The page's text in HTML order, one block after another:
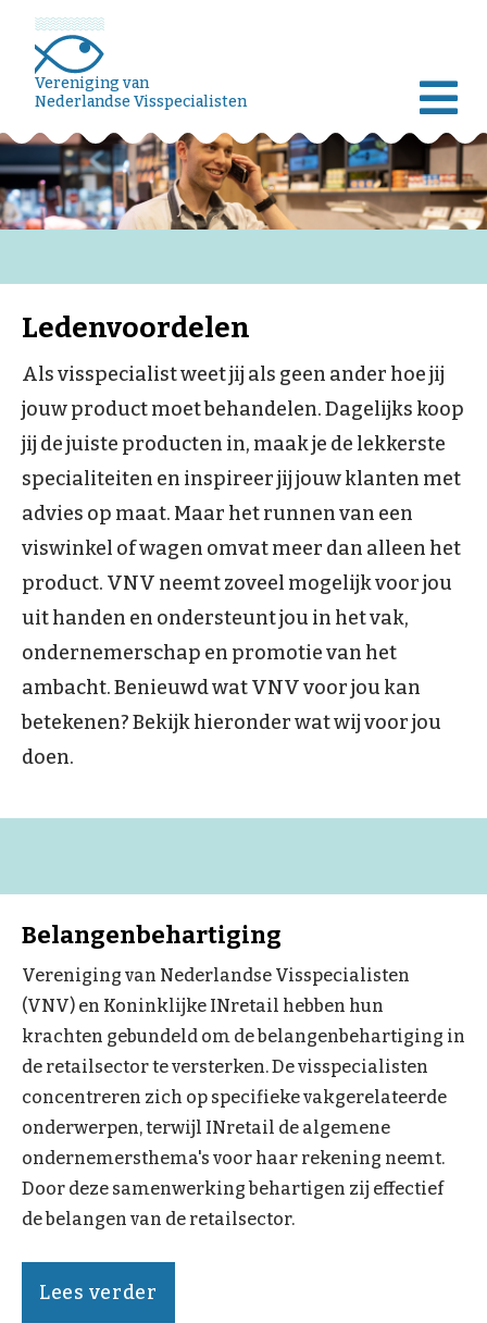
Vereniging van
Nederlandse Visspecialisten
Ledenvoordelen
Als visspecialist weet jij als geen ander hoe jij
jouw product moet behandelen. Dagelijks koop
jij de juiste producten in, maak je de lekkerste
specialiteiten en inspireer jij jouw klanten met
advies op maat. Maar het runnen van een
viswinkel of wagen omvat meer dan alleen het
product. VNV neemt zoveel mogelijk voor jou
uit handen en ondersteunt jou in het vak,
ondernemerschap en promotie van het
ambacht. Benieuwd wat VNV voor jou kan
betekenen? Bekijk hieronder wat wij voor jou
doen.
Belangenbehartiging
Vereniging van Nederlandse Visspecialisten
(VNV) en Koninklijke INretail hebben hun
krachten gebundeld om de belangenbehartiging in
de retailsector te versterken. De visspecialisten
concentreren zich op specifieke vakgerelateerde
onderwerpen, terwijl INretail de algemene
ondernemersthema's voor haar rekening neemt.
Door deze samenwerking behartigen zij effectief
de belangen van de retailsector.
Lees verder